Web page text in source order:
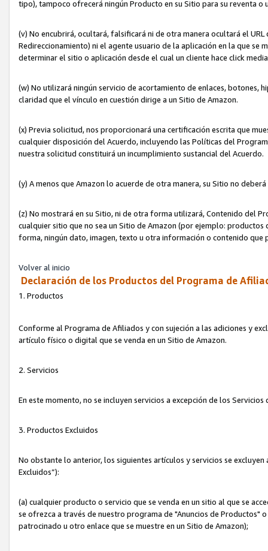
tipo), tampoco ofrecerá ningún Producto en su Sitio para su reventa o
(v) No encubrirá, ocultará, falsificará ni de otra manera ocultará el
Redireccionamiento) ni el agente usuario de la aplicación en la que
determinar el sitio o aplicación desde el cual un cliente hace click
(w) No utilizará ningún servicio de acortamiento de enlaces, botones,
claridad que el vínculo en cuestión dirige a un Sitio de Amazon.
(x) Previa solicitud, nos proporcionará una certificación escrita que
cualquier disposición del Acuerdo, incluyendo las Políticas del
nuestra solicitud constituirá un incumplimiento sustancial del Acuerdo.
(y) A menos que Amazon lo acuerde de otra manera, su Sitio no
(z) No mostrará en su Sitio, ni de otra forma utilizará, Contenido del
cualquier sitio que no sea un Sitio de Amazon (por ejemplo:
forma, ningún dato, imagen, texto u otra información o contenido
Volver al inicio
Declaración de los Productos del Programa de
1. Productos
Conforme al Programa de Afiliados y con sujeción a las adiciones y
artículo físico o digital que se venda en un Sitio de Amazon.
2. Servicios
En este momento, no se incluyen servicios a excepción de los
3. Productos Excluidos
No obstante lo anterior, los siguientes artículos y servicios se
Excluidos”):
(a) cualquier producto o servicio que se venda en un sitio al que se
se ofrezca a través de nuestro programa de "Anuncios de Productos"
patrocinado u otro enlace que se muestre en un Sitio de Amazon);